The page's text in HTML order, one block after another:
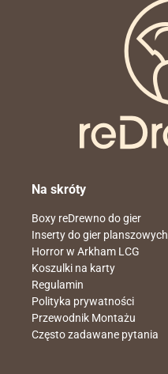
Na skróty
Boxy reDrewno do gier
Inserty do gier planszowych
Horror w Arkham LCG
Koszulki na karty
Regulamin
Polityka prywatności
Przewodnik Montażu
Często zadawane pytania